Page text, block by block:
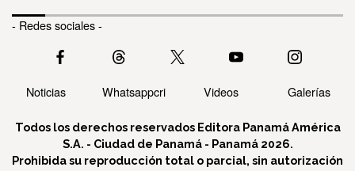
- Redes sociales -
Noticias Whatsappcri Videos Galerías
Todos los derechos reservados Editora Panamá América
S.A. - Ciudad de Panamá - Panamá 2026.
Prohibida su reproducción total o parcial, sin autorización